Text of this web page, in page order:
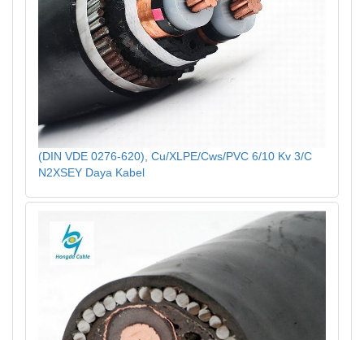
(DIN VDE 0276-620), Cu/XLPE/Cws/PVC 6/10 Kv 3/C
N2XSEY Daya Kabel